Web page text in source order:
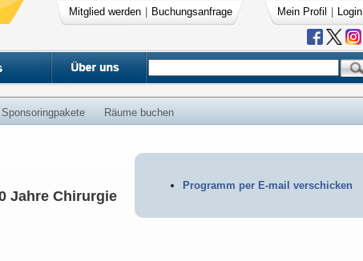
Mitglied werden Buchungsanfrage Mein Profil Login
Sponsoringpakete Räume buchen
Programm per E-mail verschicken
Jahre Chirurgie